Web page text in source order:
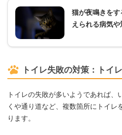
猫が夜鳴きを
えられる病気
トイレ失敗の対策：トイ
トイレの失敗が多いようであれば、
くや通り道など、複数箇所にトイレ
ります。